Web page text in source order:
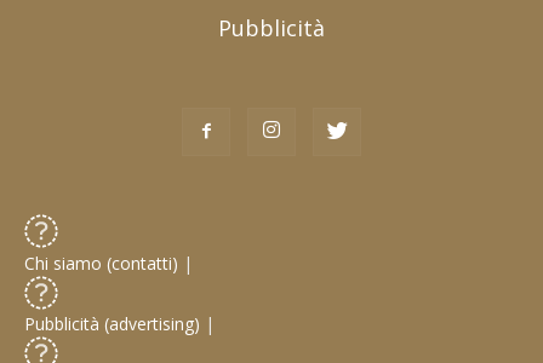
Pubblicità
Chi siamo (contatti) |
Pubblicità (advertising) |